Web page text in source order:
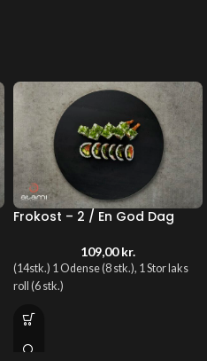
Frokost – 2 / En God Dag
109,00kr.
(14stk.) 1 Odense (8 stk.), 1 Stor laks
roll (6 stk.)